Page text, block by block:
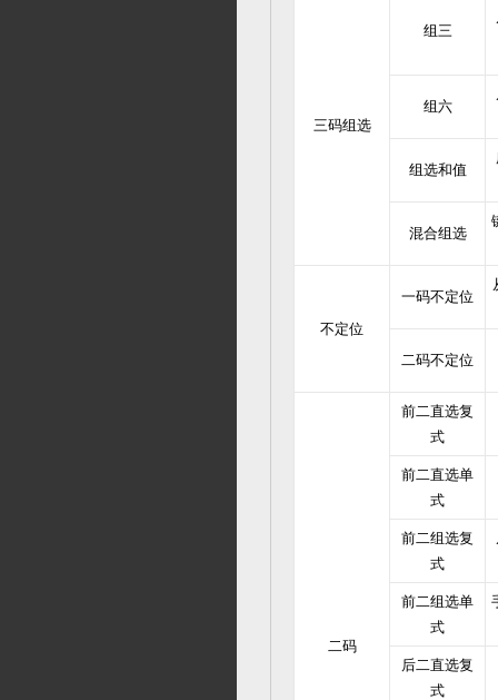
三码组选
组三
组六
组选和值
混合组选
不定位
一码不定位
二码不定位
二码
前二直选复
式
前二直选单
式
前二组选复
式
前二组选单
式
后二直选复
式